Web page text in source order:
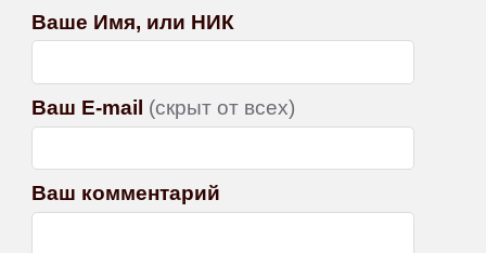
Ваше Имя, или НИК
Ваш E-mail (скрыт от всех)
Ваш комментарий